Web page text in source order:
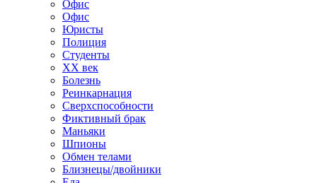
Офис
Офис
Юристы
Полиция
Студенты
ХХ век
Болезнь
Реинкарнация
Сверхспособности
Фиктивный брак
Маньяки
Шпионы
Обмен телами
Близнецы/двойники